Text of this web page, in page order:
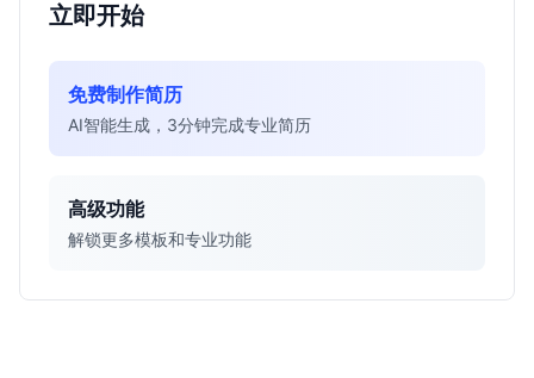
立即开始
免费制作简历
AI智能生成，3分钟完成专业简历
高级功能
解锁更多模板和专业功能